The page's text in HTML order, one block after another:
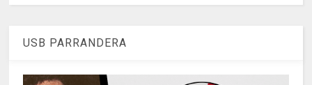
USB PARRANDERA